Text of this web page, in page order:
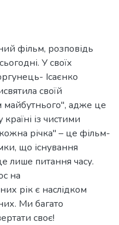
фільм, розповідь
У своїх
Ісаєнко
своїй
майбутнього", адже це
із чистими
річка" – це фільм-
що існування
лише питання часу.
на
рік є наслідком
Ми багато
своє!